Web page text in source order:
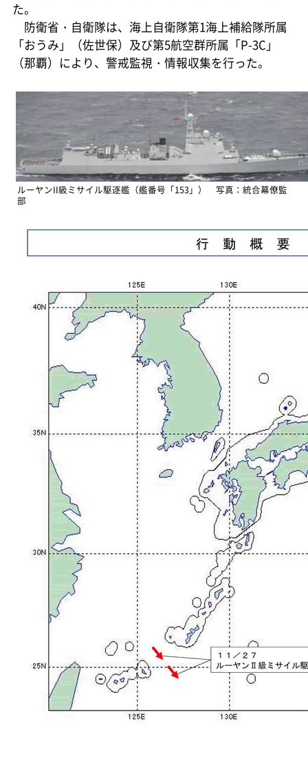
た。
防衛省・自衛隊は、海上自衛隊第1海上補給隊所属
「おうみ」（佐世保）及び第5航空群所属「P-3C」
（那覇）により、警戒監視・情報収集を行った。
ルーヤンII級ミサイル駆逐艦（艦番号「153」） 写真：統合幕僚監
部